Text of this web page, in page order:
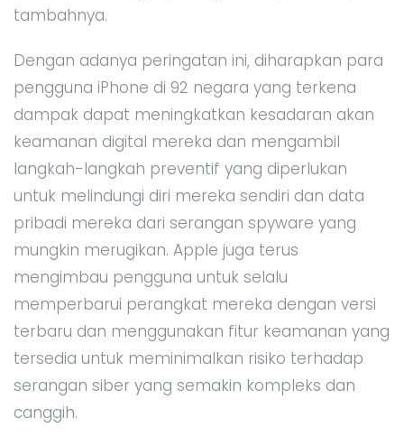
tambahnya.
Dengan adanya peringatan ini, diharapkan para
pengguna iPhone di 92 negara yang terkena
dampak dapat meningkatkan kesadaran akan
keamanan digital mereka dan mengambil
langkah-langkah preventif yang diperlukan
untuk melindungi diri mereka sendiri dan data
pribadi mereka dari serangan spyware yang
mungkin merugikan. Apple juga terus
mengimbau pengguna untuk selalu
memperbarui perangkat mereka dengan versi
terbaru dan menggunakan fitur keamanan yang
tersedia untuk meminimalkan risiko terhadap
serangan siber yang semakin kompleks dan
canggih.